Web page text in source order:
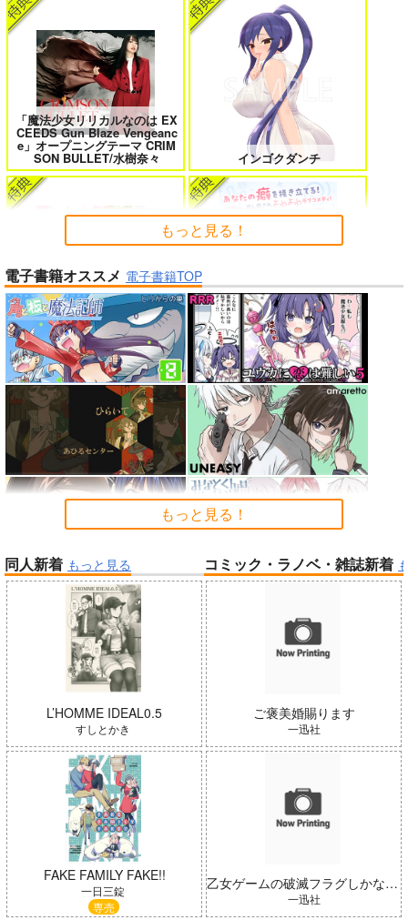
＃ラブコメ好きとこっそり繋がりた
い
エロゲの鬱エンドからヒロイン達を
救済したら 2
女友達は頼めば意外とヤらせてくれ
る 8
HELL’o WORK！～賽の河原で積石
を崩すだけの簡単なお仕事って聞い
たのに～
よくある令嬢転生だと思ったのに 5
孤独だった国民的美少女の妹を一晩
泊めたら懐かれた
人狼機ウィンヴルガ ー叛逆篇ー 5
魔王マーラ煩悩学園 ～勇者、教師に 時々ボソッとロシア語でデレる勇者
のアーリャさん
帝国機神ヴォルカミオン 2 ふかふかダンジョン攻略記 19
「魔法少女リリカルなのは EX
CEEDS Gun Blaze Vengeanc
e」オープニングテーマ CRIM
SON BULLET/水樹奈々 インゴクダンチ
Peachful Story(通常盤)/桃鈴
ねね よわよわ先生
アイドルマスター ミリオンラ
Summer Challenger/水瀬いの
「少女☆歌劇 レヴュースタァ
ライト」スペシャルライブ “St
arry Horizon” Blu-ray(初回限
定版)
黄泉のツガイ
「ポケモン feat. 初音ミク VO
LTAGE Live！」Blu-ray特装
盤
もっと見る！
電子書籍オススメ 電子書籍TOP
もっと見る！
同人新着 もっと見る
L’HOMME IDEAL0.5
すしとかき
FAKE FAMILY FAKE!!
一日三錠
専売
コミック・ラノベ・雑誌新着
ご褒美婚賜ります
一迅社
乙女ゲームの破滅フラグしかない悪役 16
一迅社